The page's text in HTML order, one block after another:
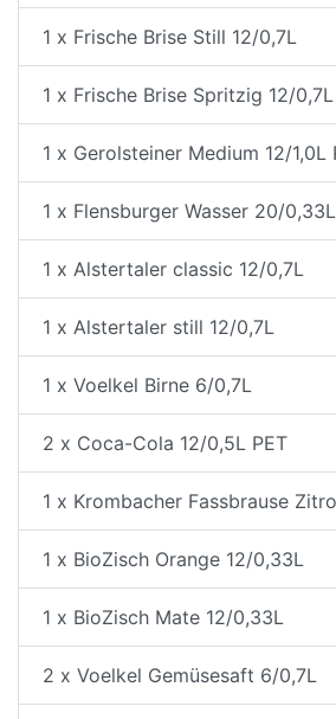
1 x Frische Brise Still 12/0,7L
1 x Frische Brise Spritzig 12/0,7L
1 x Gerolsteiner Medium 12/1,0L
1 x Flensburger Wasser 20/0,33L
1 x Alstertaler classic 12/0,7L
1 x Alstertaler still 12/0,7L
1 x Voelkel Birne 6/0,7L
2 x Coca-Cola 12/0,5L PET
1 x Krombacher Fassbrause
1 x BioZisch Orange 12/0,33L
1 x BioZisch Mate 12/0,33L
2 x Voelkel Gemüsesaft 6/0,7L